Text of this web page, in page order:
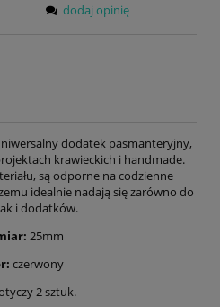
dodaj opinię
dodatek pasmanteryjny,
krawieckich i handmade.
są odporne na codzienne
idealnie nadają się zarówno do
i dodatków.
25mm
czerwony
2 sztuk.